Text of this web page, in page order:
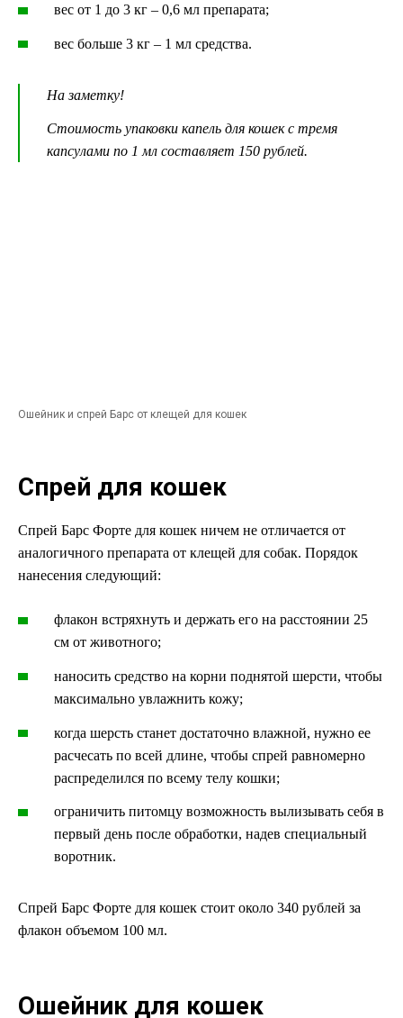
вес от 1 до 3 кг – 0,6 мл препарата;
вес больше 3 кг – 1 мл средства.
На заметку!
Стоимость упаковки капель для кошек с тремя
капсулами по 1 мл составляет 150 рублей.
Ошейник и спрей Барс от клещей для кошек
Спрей для кошек
Спрей Барс Форте для кошек ничем не отличается от
аналогичного препарата от клещей для собак. Порядок
нанесения следующий:
флакон встряхнуть и держать его на расстоянии 25
см от животного;
наносить средство на корни поднятой шерсти, чтобы
максимально увлажнить кожу;
когда шерсть станет достаточно влажной, нужно ее
расчесать по всей длине, чтобы спрей равномерно
распределился по всему телу кошки;
ограничить питомцу возможность вылизывать себя в
первый день после обработки, надев специальный
воротник.
Спрей Барс Форте для кошек стоит около 340 рублей за
флакон объемом 100 мл.
Ошейник для кошек